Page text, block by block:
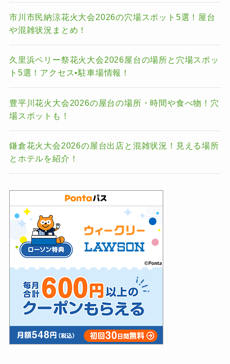
市川市民納涼花火大会2026の穴場スポット5選！屋台
や混雑状況まとめ！
久里浜ペリー祭花火大会2026屋台の場所と穴場スポッ
ト5選！アクセス•駐車場情報！
豊平川花火大会2026の屋台の場所・時間や食べ物！穴
場スポットも！
鎌倉花火大会2026の屋台出店と混雑状況！見える場所
とホテルを紹介！